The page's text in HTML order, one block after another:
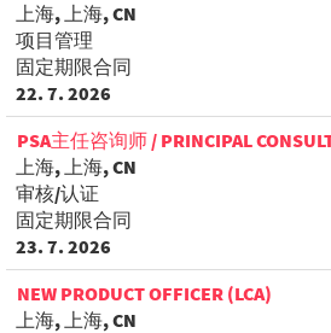
上海, 上海, CN
项目管理
固定期限合同
22. 7. 2026
PSA主任咨询师 / PRINCIPAL
上海, 上海, CN
审核/认证
固定期限合同
23. 7. 2026
NEW PRODUCT OFFICER (LCA)
上海, 上海, CN